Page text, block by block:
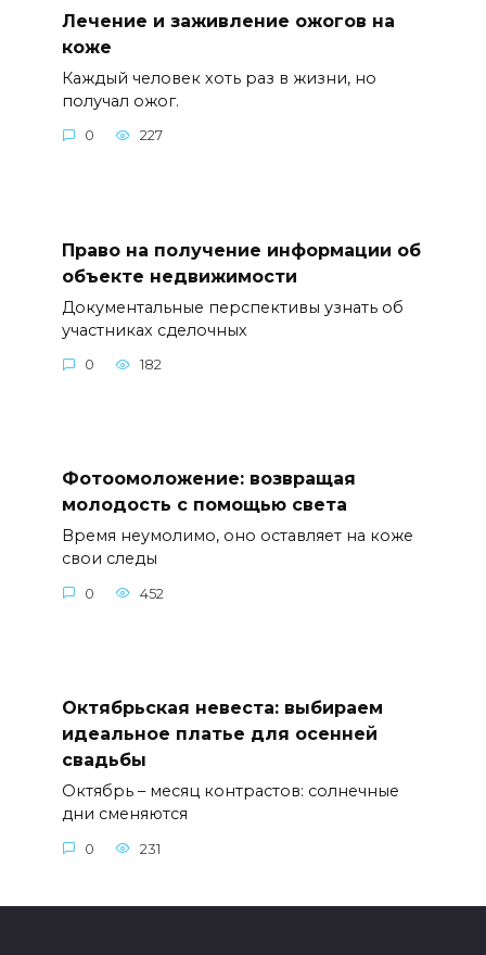
Лечение и заживление ожогов на
коже
Каждый человек хоть раз в жизни, но
получал ожог.
0 227
Право на получение информации об
объекте недвижимости
Документальные перспективы узнать об
участниках сделочных
0 182
Фотоомоложение: возвращая
молодость с помощью света
Время неумолимо, оно оставляет на коже
свои следы
0 452
Октябрьская невеста: выбираем
идеальное платье для осенней
свадьбы
Октябрь – месяц контрастов: солнечные
дни сменяются
0 231